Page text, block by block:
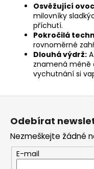
Osvěžující
milovníky
příchutí.
Pokročilá
rovnoměrné
Dlouhá výdrž:
znamená méně
vychutnání si
Z
Odebírat
Nezmeškejte žádné
E-mail